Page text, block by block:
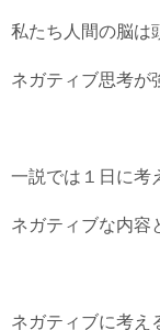
私たち人間の脳は
ネガティブ思考が
一説では１日に考
ネガティブな内容
ネガティブに考え